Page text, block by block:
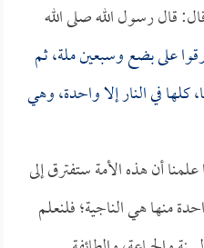
قال رسول الله صلى الله
على بضع وسبعين ملة، ثم
في النار إلا واحدة، وهي
علمنا أن هذه الأمة ستفترق إلى
منها هي الناجية؛ فلنعلم